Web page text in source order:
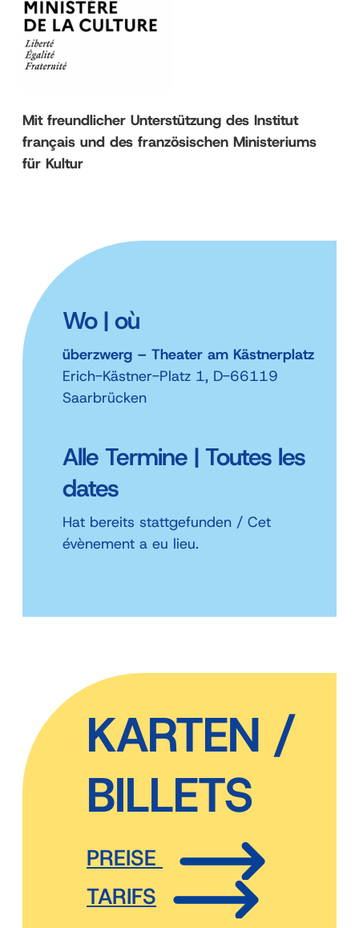
Mit freundlicher Unterstützung des Institut
français und des französischen Ministeriums
für Kultur
Wo | où
überzwerg – Theater am Kästnerplatz
Erich-Kästner-Platz 1, D-66119
Saarbrücken
Alle Termine | Toutes les
dates
Hat bereits stattgefunden / Cet
évènement a eu lieu.
KARTEN /
BILLETS
PREISE
TARIFS